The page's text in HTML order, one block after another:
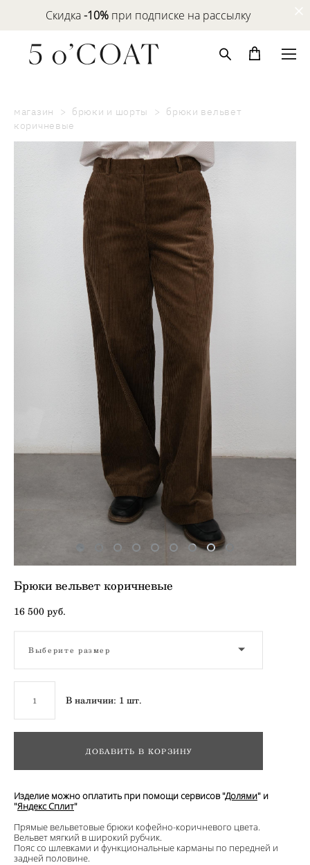
Скидка-10% при подписке на рассылку
магазин > брюки и шорты > брюки вельвет
коричневые
Брюки вельвет коричневые
16 500 pуб.
Выберите размер
В наличии: 1 шт.
ДОБАВИТЬ В КОРЗИНУ
Изделие можно оплатить при помощи сервисов "Долями" и
"Яндекс Сплит"
Прямые вельветовые брюки кофейно-коричневого цвета.
Вельвет мягкий в широкий рубчик.
Пояс со шлевками и функциональные карманы по передней и
задней половине.